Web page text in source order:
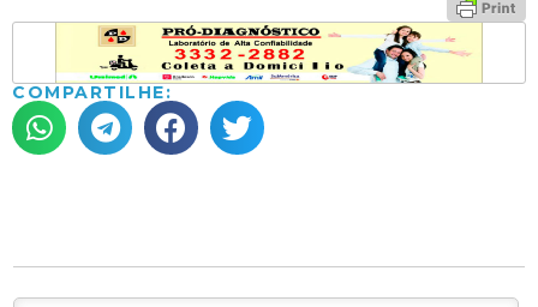
COMPARTILHE: